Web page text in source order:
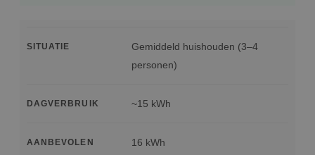
SITUATIE
Gemiddeld huishouden (3–4
personen)
DAGVERBRUIK ~15 kWh
AANBEVOLEN 16 kWh